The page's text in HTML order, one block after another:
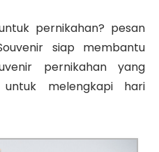
pernikahan? pesan
siap membantu
pernikahan yang
melengkapi hari